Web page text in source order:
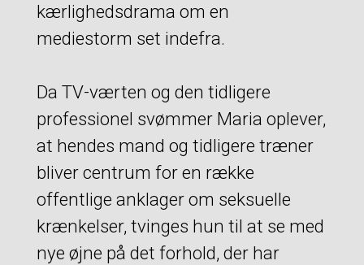
kærlighedsdrama om en
mediestorm set indefra.
Da TV-værten og den tidligere
professionel svømmer Maria oplever,
at hendes mand og tidligere træner
bliver centrum for en række
offentlige anklager om seksuelle
krænkelser, tvinges hun til at se med
nye øjne på det forhold, der har